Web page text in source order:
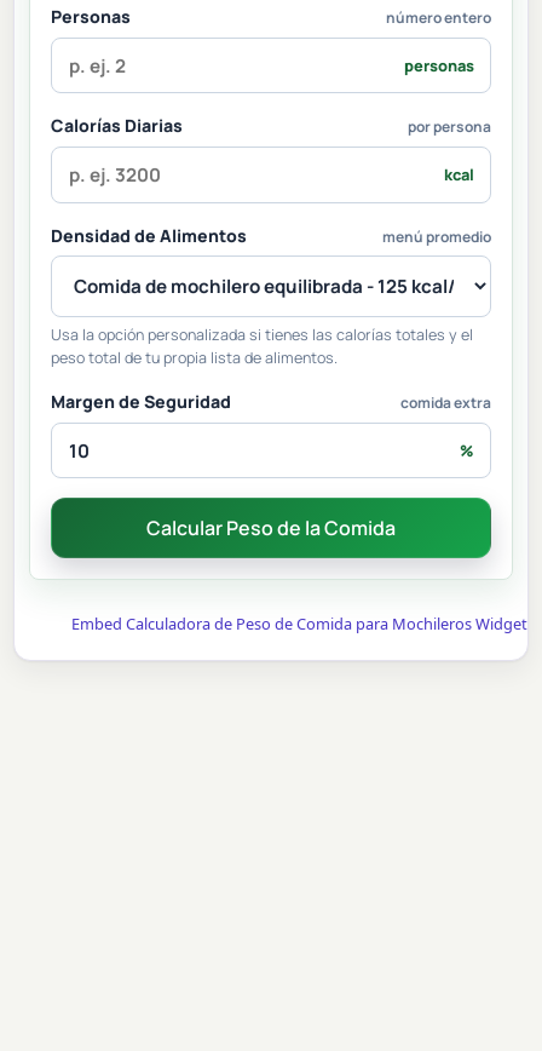
Personas número entero
personas
Calorías Diarias por persona
kcal
Densidad de Alimentos menú promedio
Usa la opción personalizada si tienes las calorías totales y el
peso total de tu propia lista de alimentos.
Margen de Seguridad comida extra
%
Embed Calculadora de Peso de Comida para Mochileros Widget